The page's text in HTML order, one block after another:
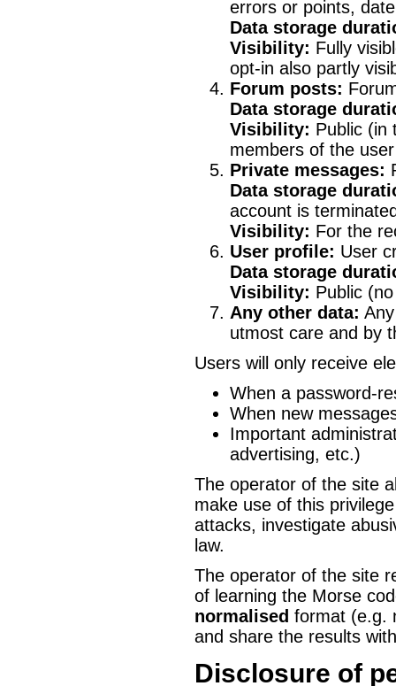
errors or points,
Data storage
Visibility: Fully
opt-in also partly
Forum posts:
Data storage
Visibility: Public (in
members of the
Private messages:
Data storage
account is
Visibility: For the
User profile: User
Data storage
Visibility: Public
Any other data:
utmost care and by
Users will only receive
When a password-
When new
Important
advertising, etc.)
The operator of the site
make use of this
attacks, investigate
law.
The operator of the site
of learning the Morse
normalised format (e.g.
and share the results
Disclosure of